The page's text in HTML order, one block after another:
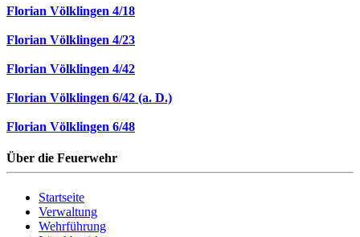
Florian Völklingen 4/18
Florian Völklingen 4/23
Florian Völklingen 4/42
Florian Völklingen 6/42 (a. D.)
Florian Völklingen 6/48
Über die Feuerwehr
Startseite
Verwaltung
Wehrführung